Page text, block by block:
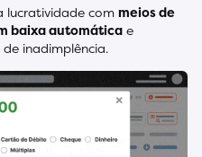
lucratividade com meios de
baixa automática e
inadimplência.